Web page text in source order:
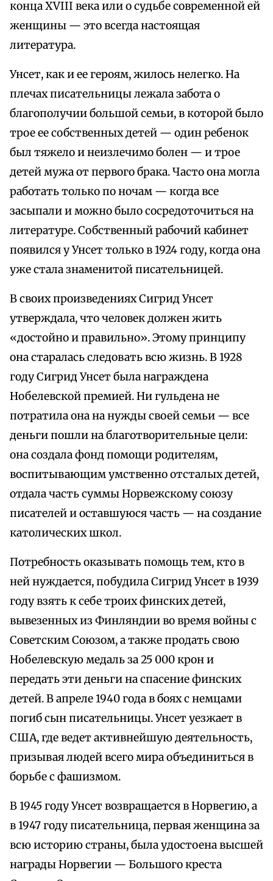
конца XVIII века или о судьбе современной ей
женщины — это всегда настоящая
литература.
Унсет, как и ее героям, жилось нелегко. На
плечах писательницы лежала забота о
благополучии большой семьи, в которой было
трое ее собственных детей — один ребенок
был тяжело и неизлечимо болен — и трое
детей мужа от первого брака. Часто она могла
работать только по ночам — когда все
засыпали и можно было сосредоточиться на
литературе. Собственный рабочий кабинет
появился у Унсет только в 1924 году, когда она
уже стала знаменитой писательницей.
В своих произведениях Сигрид Унсет
утверждала, что человек должен жить
«достойно и правильно». Этому принципу
она старалась следовать всю жизнь. В 1928
году Сигрид Унсет была награждена
Нобелевской премией. Ни гульдена не
потратила она на нужды своей семьи — все
деньги пошли на благотворительные цели:
она создала фонд помощи родителям,
воспитывающим умственно отсталых детей,
отдала часть суммы Норвежскому союзу
писателей и оставшуюся часть — на создание
католических школ.
Потребность оказывать помощь тем, кто в
ней нуждается, побудила Сигрид Унсет в 1939
году взять к себе троих финских детей,
вывезенных из Финляндии во время войны с
Советским Союзом, а также продать свою
Нобелевскую медаль за 25 000 крон и
передать эти деньги на спасение финских
детей. В апреле 1940 года в боях с немцами
погиб сын писательницы. Унсет уезжает в
США, где ведет активнейшую деятельность,
призывая людей всего мира объединиться в
борьбе с фашизмом.
В 1945 году Унсет возвращается в Норвегию, а
в 1947 году писательница, первая женщина за
всю историю страны, была удостоена высшей
награды Норвегии — Большого креста